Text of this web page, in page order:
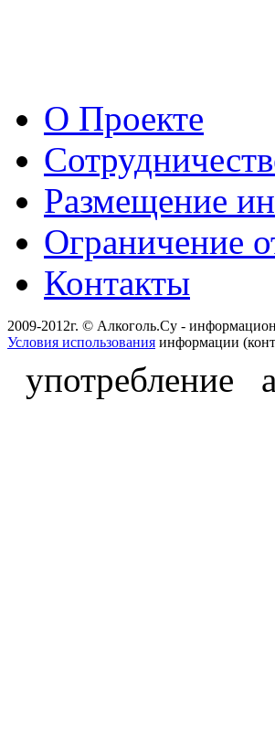
О Проекте
Размещение
Ограничение
Контакты
2009-2012г. © Алкоголь.Су -
Условия использования информации
употребление